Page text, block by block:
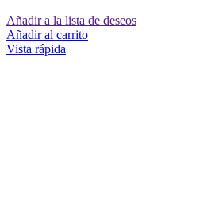
Añadir a la lista de deseos
Añadir al carrito
Vista rápida